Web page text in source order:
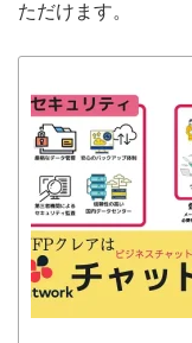
ただけます。